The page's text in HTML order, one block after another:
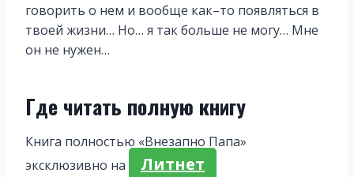
говорить о нем и вообще как–то появляться в
твоей жизни… Но… я так больше не могу… Мне
он не нужен…
Где читать полную книгу
Книга полностью «Внезапно Папа»
эксклюзивно на
Литнет